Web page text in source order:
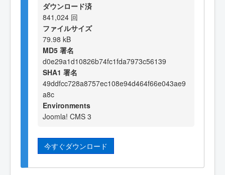
ダウンロード済
841,024 回
ファイルサイズ
79.98 kB
MD5 署名
d0e29a1d10826b74fc1fda7973c56139
SHA1 署名
49ddfcc728a8757ec108e94d464f66e043ae9
a8c
Environments
Joomla! CMS 3
今すぐダウンロード